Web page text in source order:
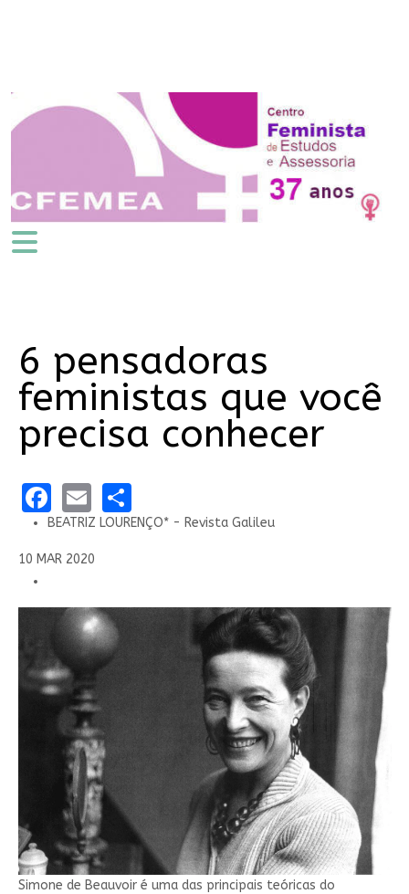
6 pensadoras
feministas que você
precisa conhecer
Facebook
EmailShare
BEATRIZ LOURENÇO* - Revista Galileu
10 MAR 2020
Simone de Beauvoir é uma das principais teóricas do